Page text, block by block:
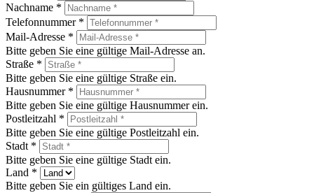
Nachname *
Telefonnummer *
Mail-Adresse *
Bitte geben Sie eine gültige Mail-Adresse an.
Straße *
Bitte geben Sie eine gültige Straße ein.
Hausnummer *
Bitte geben Sie eine gültige Hausnummer ein.
Postleitzahl *
Bitte geben Sie eine gültige Postleitzahl ein.
Stadt *
Bitte geben Sie eine gültige Stadt ein.
Land *
Bitte geben Sie ein gültiges Land ein.